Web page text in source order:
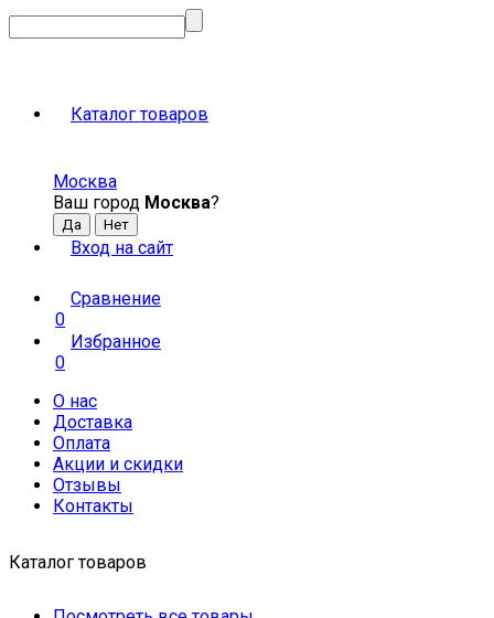
Каталог товаров
Москва
Ваш город Москва?
Вход на сайт
Сравнение
0
Избранное
0
О нас
Доставка
Оплата
Акции и скидки
Отзывы
Контакты
Каталог товаров